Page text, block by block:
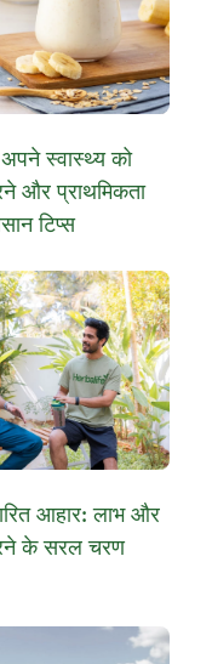
स्वास्थ्य को
और प्राथमिकता
टिप्स
आहार: लाभ और
के सरल चरण​